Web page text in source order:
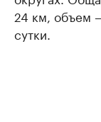
24 км, объем
сутки.